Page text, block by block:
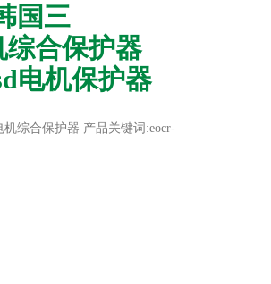
国三
综合保护器
电机保护器
机综合保护器 产品关键词:eocr-